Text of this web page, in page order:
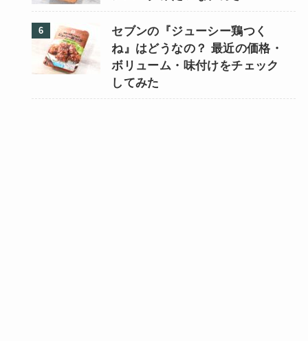
セブンの『ジューシー鶏つく
ね』はどうなの？ 最近の価格・
ボリューム・味付けをチェック
してみた